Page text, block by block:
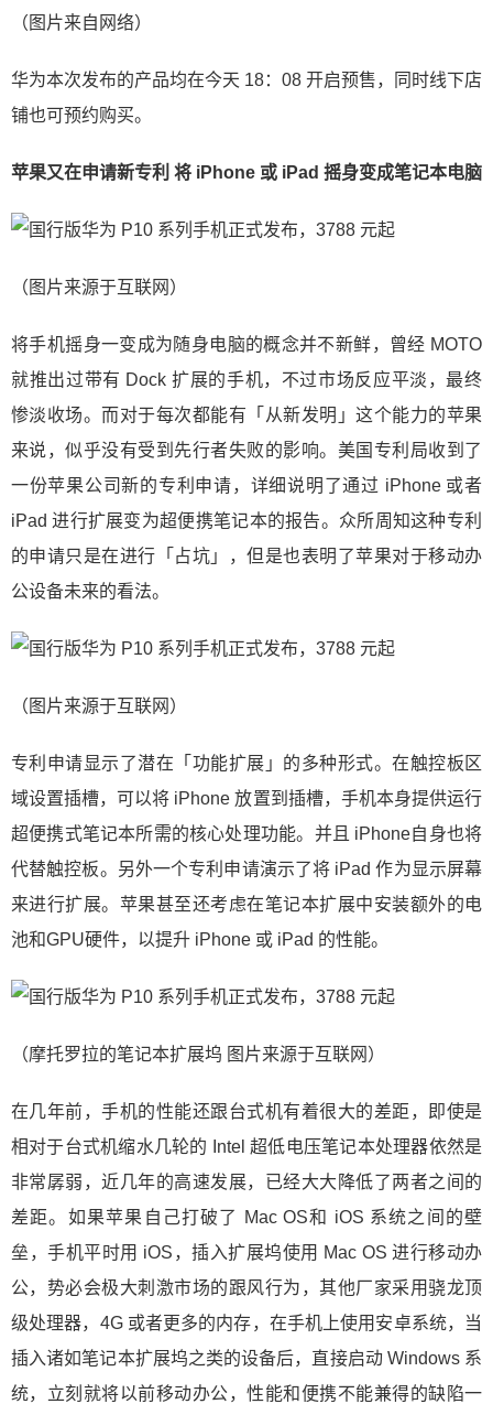
（图片来自网络）
华为本次发布的产品均在今天 18：08 开启预售，同时线下店
铺也可预约购买。
苹果又在申请新专利 将 iPhone 或 iPad 摇身变成笔记本电脑
（图片来源于互联网）
将手机摇身一变成为随身电脑的概念并不新鲜，曾经 MOTO
就推出过带有 Dock 扩展的手机，不过市场反应平淡，最终
惨淡收场。而对于每次都能有「从新发明」这个能力的苹果
来说，似乎没有受到先行者失败的影响。美国专利局收到了
一份苹果公司新的专利申请，详细说明了通过 iPhone 或者
iPad 进行扩展变为超便携笔记本的报告。众所周知这种专利
的申请只是在进行「占坑」，但是也表明了苹果对于移动办
公设备未来的看法。
（图片来源于互联网）
专利申请显示了潜在「功能扩展」的多种形式。在触控板区
域设置插槽，可以将 iPhone 放置到插槽，手机本身提供运行
超便携式笔记本所需的核心处理功能。并且 iPhone自身也将
代替触控板。另外一个专利申请演示了将 iPad 作为显示屏幕
来进行扩展。苹果甚至还考虑在笔记本扩展中安装额外的电
池和GPU硬件，以提升 iPhone 或 iPad 的性能。
（摩托罗拉的笔记本扩展坞 图片来源于互联网）
在几年前，手机的性能还跟台式机有着很大的差距，即使是
相对于台式机缩水几轮的 Intel 超低电压笔记本处理器依然是
非常孱弱，近几年的高速发展，已经大大降低了两者之间的
差距。如果苹果自己打破了 Mac OS和 iOS 系统之间的壁
垒，手机平时用 iOS，插入扩展坞使用 Mac OS 进行移动办
公，势必会极大刺激市场的跟风行为，其他厂家采用骁龙顶
级处理器，4G 或者更多的内存，在手机上使用安卓系统，当
插入诸如笔记本扩展坞之类的设备后，直接启动 Windows 系
统，立刻就将以前移动办公，性能和便携不能兼得的缺陷一